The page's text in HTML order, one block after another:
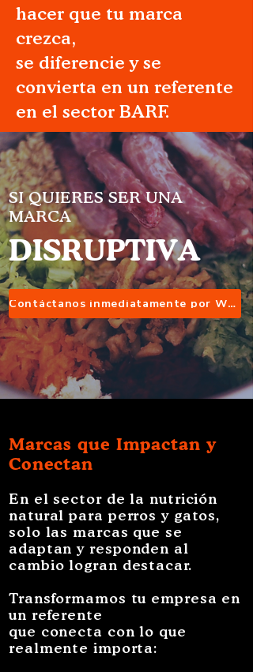
hacer que tu marca
crezca,
se diferencie y se
convierta en un referente
en el sector BARF.
SI QUIERES SER UNA
MARCA
DISRUPTIVA
Contáctanos inmediatamente por WhatsApp
Marcas que Impactan y
Conectan
​​En el sector de la nutrición
natural para perros y gatos,
solo las marcas que se
adaptan y responden al
cambiologran destacar.
Transformamos tu empresa en
un referente
que conecta con lo que
realmente importa: